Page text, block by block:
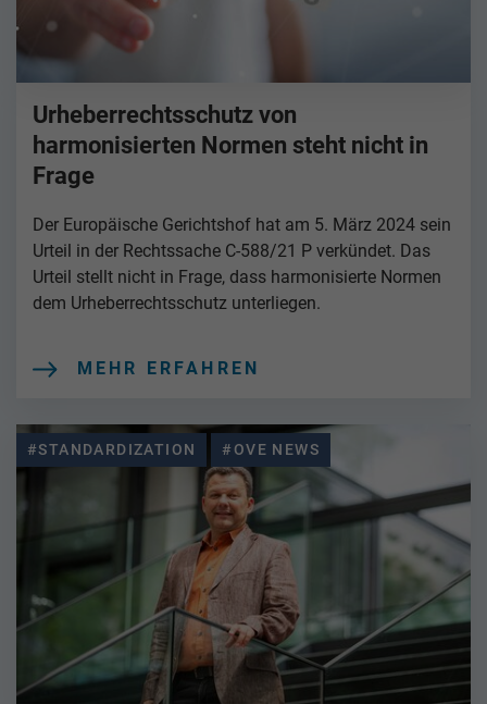
Urheberrechtsschutz von
harmonisierten Normen steht nicht in
Frage
Der Europäische Gerichtshof hat am 5. März 2024 sein
Urteil in der Rechtssache C-588/21 P verkündet. Das
Urteil stellt nicht in Frage, dass harmonisierte Normen
dem Urheberrechtsschutz unterliegen.
MEHR ERFAHREN
#STANDARDIZATION #OVE NEWS